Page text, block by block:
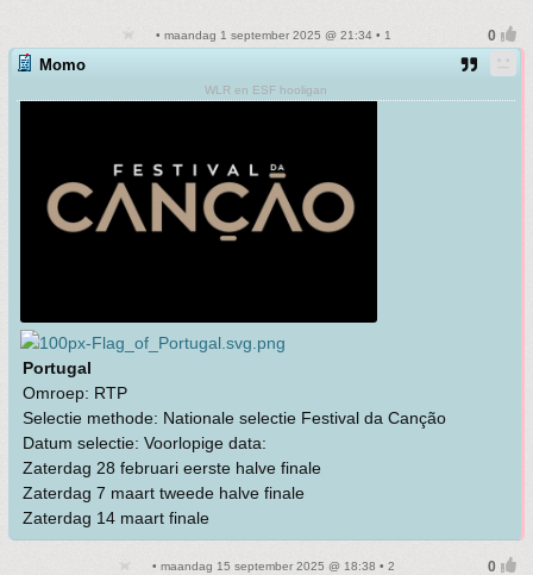
• maandag 1 september 2025 @ 21:34 • 1
Momo
WLR en ESF hooligan
Portugal
Omroep: RTP
Selectie methode: Nationale selectie Festival da Canção
Datum selectie: Voorlopige data:
Zaterdag 28 februari eerste halve finale
Zaterdag 7 maart tweede halve finale
Zaterdag 14 maart finale
• maandag 15 september 2025 @ 18:38 • 2